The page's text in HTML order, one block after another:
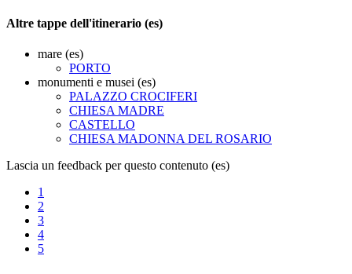
Altre tappe dell'itinerario (es)
mare (es)
PORTO
monumenti e musei (es)
PALAZZO CROCIFERI
CHIESA MADRE
CASTELLO
CHIESA MADONNA DEL ROSARIO
Lascia un feedback per questo contenuto (es)
1
2
3
4
5